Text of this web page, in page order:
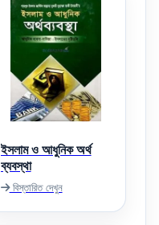
ইসলাম ও আধুনিক অর্থ
ব্যবস্থা
বিস্তারিত দেখুন